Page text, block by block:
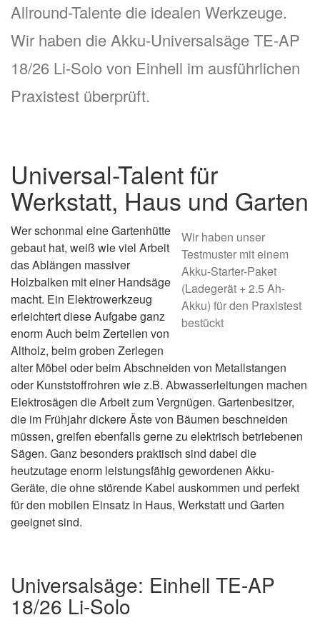
Allround-Talente die idealen Werkzeuge.
Wir haben die Akku-Universalsäge TE-AP
18/26 Li-Solo von Einhell im ausführlichen
Praxistest überprüft.
Universal-Talent für
Werkstatt, Haus und Garten
Wir haben unser
Testmuster mit einem
Akku-Starter-Paket
(Ladegerät + 2.5 Ah-
Akku) für den Praxistest
bestückt
Wer schonmal eine Gartenhütte
gebaut hat, weiß wie viel Arbeit
das Ablängen massiver
Holzbalken mit einer Handsäge
macht. Ein Elektrowerkzeug
erleichtert diese Aufgabe ganz
enorm Auch beim Zerteilen von
Altholz, beim groben Zerlegen
alter Möbel oder beim Abschneiden von Metallstangen
oder Kunststoffrohren wie z.B. Abwasserleitungen machen
Elektrosägen die Arbeit zum Vergnügen. Gartenbesitzer,
die im Frühjahr dickere Äste von Bäumen beschneiden
müssen, greifen ebenfalls gerne zu elektrisch betriebenen
Sägen. Ganz besonders praktisch sind dabei die
heutzutage enorm leistungsfähig gewordenen Akku-
Geräte, die ohne störende Kabel auskommen und perfekt
für den mobilen Einsatz in Haus, Werkstatt und Garten
geeignet sind.
Universalsäge: Einhell TE-AP
18/26 Li-Solo